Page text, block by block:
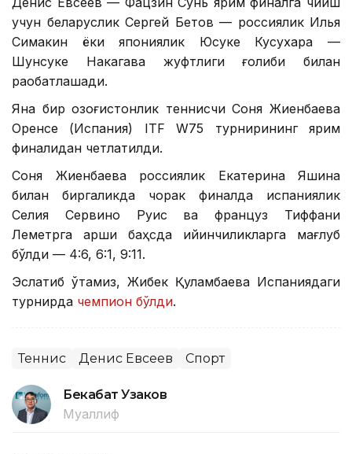
учун беларуслик Сергей Бетов — россиялик Илья
Симакин ёки япониялик Юсуке Кусухара —
Шунсуке Накагава жуфтлиги ғолиби билан
рақобатлашади.
Яна бир қозоғистонлик теннисчи Соня Жиенбаева
Оренсе (Испания) ITF W75 турнирининг ярим
финалидан четлатилди.
Соня Жиенбаева россиялик Екатерина Яшина
билан биргаликда чорак финалда испаниялик
Селия Сервино Руис ва француз Тиффани
Леметрга қарши баҳсда қийинчиликларга мағлуб
бўлди — 4:6, 6:1, 9:11.
Эслатиб ўтамиз, Жибек Қуламбаева Испаниядаги
турнирда чемпион бўлди.
Теннис Денис Евсеев Спорт
Бекабат Узаков
Муаллиф